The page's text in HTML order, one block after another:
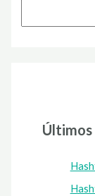
Últimos